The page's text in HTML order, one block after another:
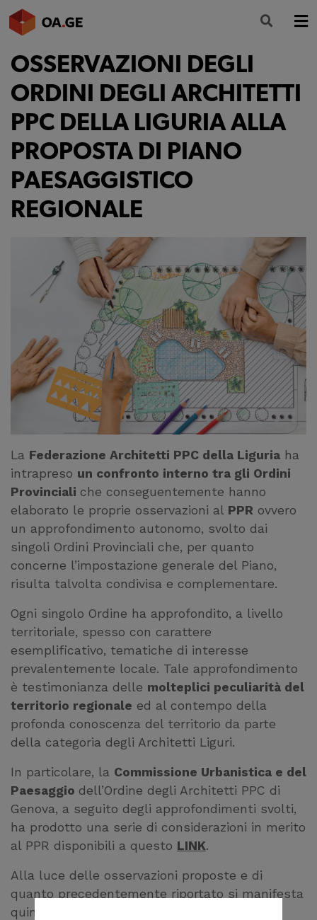
L’ORDINE
AMMINISTRAZIONE TRASPARENTE
ALBO
SEGRETERIA
SERVIZI
FORMAZIONE
OSSERVAZIONI DEGLI
ORDINI DEGLI ARCHITETTI
PPC DELLA LIGURIA ALLA
PROPOSTA DI PIANO
PAESAGGISTICO
REGIONALE
La Federazione Architetti PPC della Liguria ha
intrapreso un confronto interno tra gli Ordini
Provinciali che conseguentemente hanno
elaborato le proprie osservazioni al PPR ovvero
un approfondimento autonomo, svolto dai
singoli Ordini Provinciali che, per quanto
concerne l’impostazione generale del Piano,
risulta talvolta condivisa e complementare.
Ogni singolo Ordine ha approfondito, a livello
territoriale, spesso con carattere
esemplificativo, tematiche di interesse
prevalentemente locale. Tale approfondimento
è testimonianza delle molteplici peculiarità del
territorio regionale ed al contempo della
profonda conoscenza del territorio da parte
della categoria degli Architetti Liguri.
In particolare, la Commissione Urbanistica e del
Paesaggio dell’Ordine degli Architetti PPC di
Genova, a seguito degli approfondimenti svolti,
ha prodotto una serie di considerazioni in merito
al PPR disponibili a questo LINK.
Alla luce delle osservazioni proposte e di
quanto precedentemente riportato si manifesta
quindi la disponibilità da parte della